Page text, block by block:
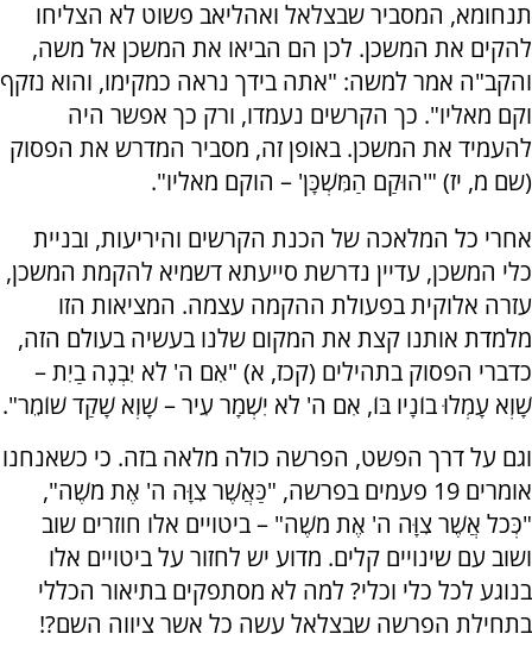
תנחומא, המסביר שבצלאל ואהליאב פשוט לא הצליחו
להקים את המשכן. לכן הם הביאו את המשכן אל משה,
והקב"ה אמר למשה: "אתה בידך נראה כמקימו, והוא נזקף
וקם מאליו". כך הקרשים נעמדו, ורק כך אפשר היה
להעמיד את המשכן. באופן זה, מסביר המדרש את הפסוק
(שם מ, יז) "'הוּקַם הַמִּשְׁכָּן' – הוקם מאליו".
אחרי כל המלאכה של הכנת הקרשים והיריעות, ובניית
כלי המשכן, עדיין נדרשת סייעתא דשמיא להקמת המשכן,
עזרה אלוקית בפעולת ההקמה עצמה. המציאות הזו
מלמדת אותנו קצת את המקום שלנו בעשיה בעולם הזה,
כדברי הפסוק בתהילים (קכז, א) "אִם ה' לֹא יִבְנֶה בַיִת –
שָׁוְא עָמְלוּ בוֹנָיו בּוֹ, אִם ה' לֹא יִשְׁמָר עִיר – שָׁוְא שָׁקַד שׁוֹמֵר".
וגם על דרך הפשט, הפרשה כולה מלאה בזה. כי כשאנחנו
אומרים 19 פעמים בפרשה, "כַּאֲשֶׁר צִוָּה ה' אֶת מֹשֶׁה",
"כְּכֹל אֲשֶׁר צִוָּה ה' אֶת מֹשֶׁה" – ביטויים אלו חוזרים שוב
ושוב עם שינויים קלים. מדוע יש לחזור על ביטויים אלו
בנוגע לכל כלי וכלי? למה לא מסתפקים בתיאור הכללי
בתחילת הפרשה שבצלאל עשה כל אשר ציווה השם?!